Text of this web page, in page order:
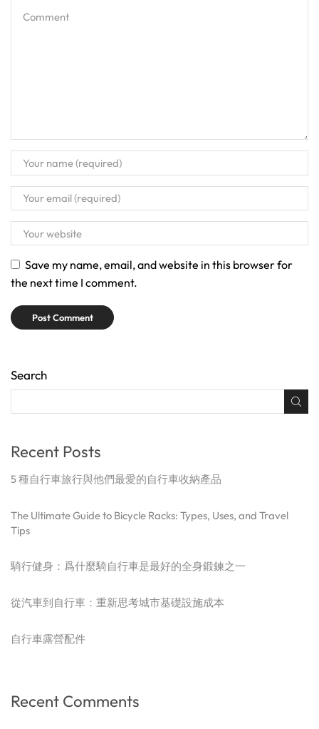
Save my name, email, and website in this browser for
the next time I comment.
Search
Recent Posts
5 種自行車旅行與他們最愛的自行車收納產品
The Ultimate Guide to Bicycle Racks: Types, Uses, and Travel
Tips
騎行健身：爲什麼騎自行車是最好的全身鍛鍊之一
從汽車到自行車：重新思考城市基礎設施成本
自行車露營配件
Recent Comments